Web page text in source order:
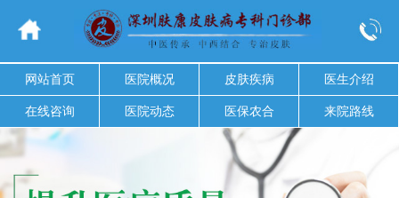
网站首页 医院概况 皮肤疾病 医生介绍
在线咨询 医院动态 医保农合 来院路线